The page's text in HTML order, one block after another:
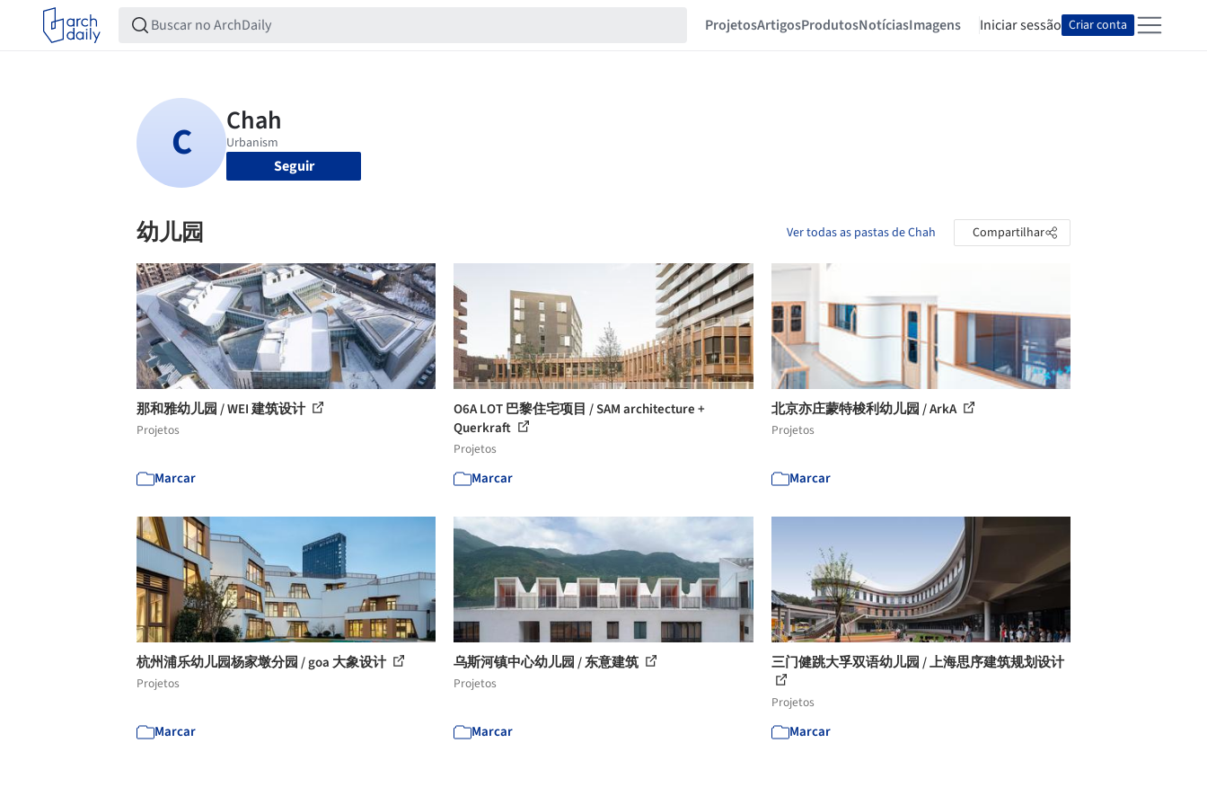
ProjetosArtigosProdutosNotíciasImagens Iniciar sessão Criar conta
Seguir
幼儿园 Ver todas as pastas de Chah Compartilhar
那和雅幼儿园 / WEI 建筑设计
Projetos
Marcar
O6A LOT 巴黎住宅项目 / SAM architecture +
Querkraft
Projetos
Marcar
北京亦庄蒙特梭利幼儿园 / ArkA
Projetos
Marcar
杭州浦乐幼儿园杨家墩分园 / goa 大象设计
Projetos
Marcar
乌斯河镇中心幼儿园 / 东意建筑
Projetos
Marcar
三门健跳大孚双语幼儿园 / 上海思序建筑规划设计
Projetos
Marcar